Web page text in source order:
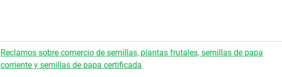
Reclamos sobre comercio de semillas, plantas frutales, semillas de papa
corriente y semillas de papa certificada